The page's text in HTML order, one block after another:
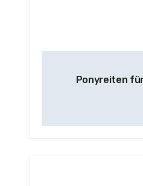
Ponyreiten